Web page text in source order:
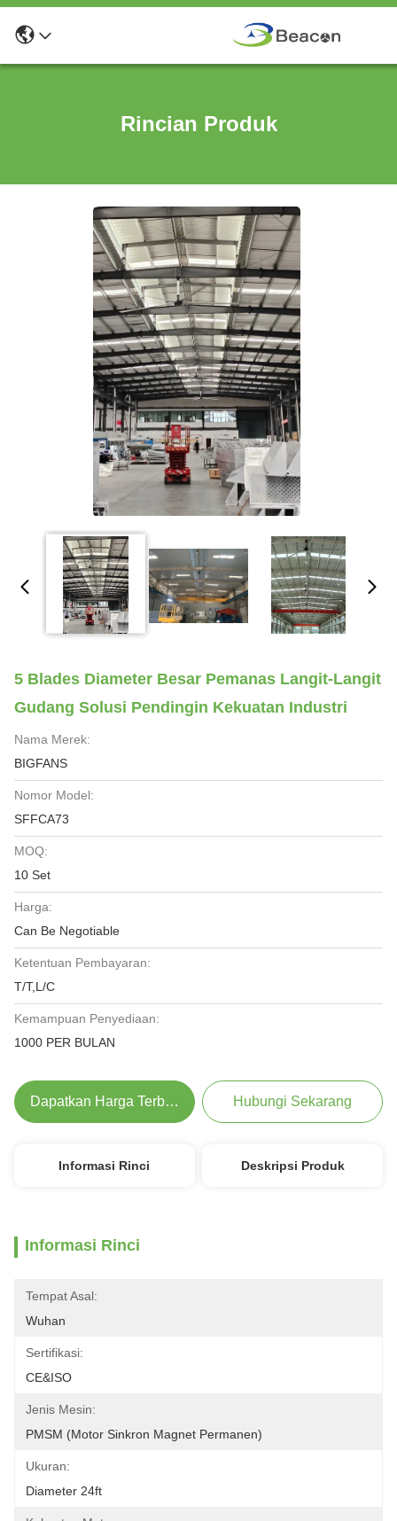
Rincian Produk
5 Blades Diameter Besar Pemanas Langit-Langit
Gudang Solusi Pendingin Kekuatan Industri
Nama Merek:
BIGFANS
Nomor Model:
SFFCA73
MOQ:
10 Set
Harga:
Can Be Negotiable
Ketentuan Pembayaran:
T/T,L/C
Kemampuan Penyediaan:
1000 PER BULAN
Dapatkan Harga Terbaik Hubungi Sekarang
Informasi Rinci Deskripsi Produk
Informasi Rinci
Tempat Asal:
Wuhan
Sertifikasi:
CE&ISO
Jenis Mesin:
PMSM (motor Sinkron Magnet Permanen)
Ukuran:
Diameter 24ft